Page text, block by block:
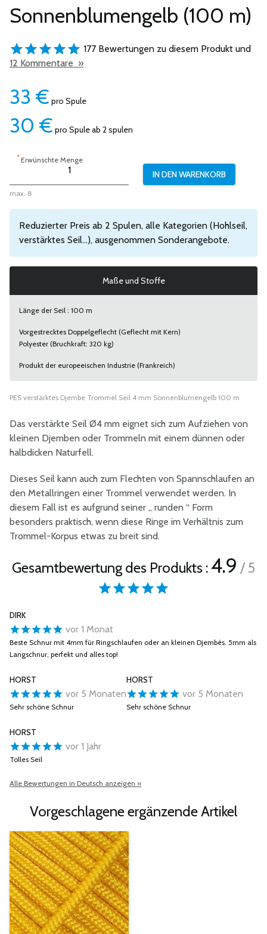
Sonnenblumengelb (100 m)
177 Bewertungen zu diesem Produkt und
12 Kommentare »
33 € pro Spule
30 € pro Spule ab 2 spulen
*Erwünschte Menge
max. 8
Reduzierter Preis ab 2 Spulen, alle Kategorien (Hohlseil,
verstärktes Seil...), ausgenommen Sonderangebote.
Maße und Stoffe
Länge der Seil : 100 m
Vorgestrecktes Doppelgeflecht (Geflecht mit Kern)
Polyester (Bruchkraft: 320 kg)
Produkt der europeeischen Industrie (Frankreich)
PES verstärktes Djembe Trommel Seil 4 mm Sonnenblumengelb 100 m
Das verstärkte Seil Ø4 mm eignet sich zum Aufziehen von
kleinen Djemben oder Trommeln mit einem dünnen oder
halbdicken Naturfell.
Dieses Seil kann auch zum Flechten von Spannschlaufen an
den Metallringen einer Trommel verwendet werden. In
diesem Fall ist es aufgrund seiner „ runden “ Form
besonders praktisch, wenn diese Ringe im Verhältnis zum
Trommel-Korpus etwas zu breit sind.
Gesamtbewertung des Produkts :4.9 / 5
DIRK
vor 1 Monat
Beste Schnur mit 4mm für Ringschlaufen oder an kleinen Djembés. 5mm als
Langschnur, perfekt und alles top!
HORST
vor 5 Monaten
Sehr schöne Schnur
HORST
vor 5 Monaten
Sehr schöne Schnur
HORST
vor 1 Jahr
Tolles Seil
Alle Bewertungen in Deutsch anzeigen »
Vorgeschlagene ergänzende Artikel